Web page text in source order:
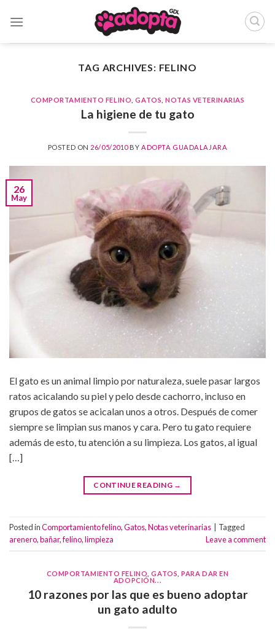
TAG ARCHIVES: FELINO
COMPORTAMIENTO FELINO ,GATOS ,NOTAS VETERINARIAS
La higiene de tu gato
POSTED ON 26/05/2010BY ADOPTA GUADALAJARA
26
May
El gato es un animal limpio por naturaleza, suele pasar largos
ratos acicalando su piel y pelo desde cachorro, incluso en
grupos de gatos se acicalan unos a otros. Después de comer
siempre se limpian sus manos y cara. Pero tu gato requiere
además de esto, tu atención a su limpieza. Los gatos, al igual
[…]
CONTINUE READING →
Posted inComportamiento felino,Gatos,Notas veterinarias
Tagged
arenero,bañar,felino,limpieza Leave a comment
COMPORTAMIENTO FELINO ,GATOS ,PARA DAR EN
ADOPCIÓN...
10 razones por las que es bueno adoptar
un gato adulto